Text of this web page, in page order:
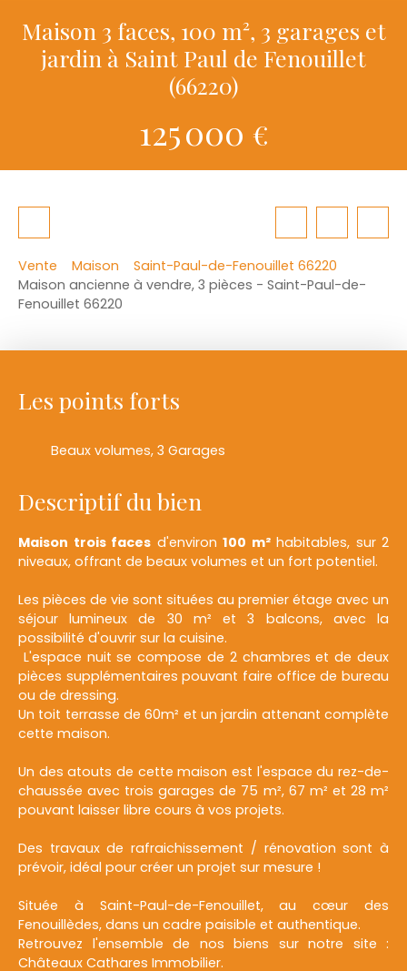
Maison 3 faces, 100 m², 3 garages et
jardin à Saint Paul de Fenouillet
(66220)
125 000 €
Vente Maison
Saint-Paul-de-Fenouillet 66220
Maison ancienne à vendre, 3 pièces - Saint-Paul-de-
Fenouillet 66220
Les points forts
Beaux volumes, 3 Garages
Descriptif du bien
Maison trois faces d'environ 100 m²habitables, sur 2
niveaux, offrant de beaux volumes et un fort potentiel.
Les pièces de vie sont situées au premier étage avec un
séjour lumineux de 30 m² et 3 balcons, avec la
possibilité d'ouvrir sur la cuisine.
L'espace nuit se compose de 2 chambres et de deux
pièces supplémentaires pouvant faire office de bureau
ou de dressing.
Un toit terrasse de 60m² et un jardin attenant complète
cette maison.
Un des atouts de cette maison est l'espace du rez-de-
chaussée avec trois garages de 75 m², 67 m² et 28 m²
pouvant laisser libre cours à vos projets.
Des travaux de rafraichissement / rénovation sont à
prévoir, idéal pour créer un projet sur mesure !
Située à Saint-Paul-de-Fenouillet, au cœur des
Fenouillèdes, dans un cadre paisible et authentique.
Retrouvez l'ensemble de nos biens sur notre site :
Châteaux Cathares Immobilier.